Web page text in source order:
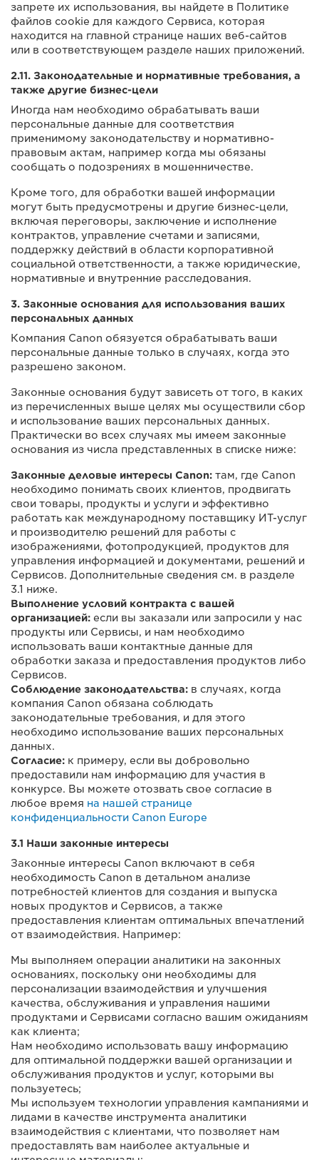
запрете их использования, вы найдете в Политике
файлов cookie для каждого Сервиса, которая
находится на главной странице наших веб-сайтов
или в соответствующем разделе наших приложений.
2.11. Законодательные и нормативные требования, а
также другие бизнес-цели
Иногда нам необходимо обрабатывать ваши
персональные данные для соответствия
применимому законодательству и нормативно-
правовым актам, например когда мы обязаны
сообщать о подозрениях в мошенничестве.
Кроме того, для обработки вашей информации
могут быть предусмотрены и другие бизнес-цели,
включая переговоры, заключение и исполнение
контрактов, управление счетами и записями,
поддержку действий в области корпоративной
социальной ответственности, а также юридические,
нормативные и внутренние расследования.
3. Законные основания для использования ваших
персональных данных
Компания Canon обязуется обрабатывать ваши
персональные данные только в случаях, когда это
разрешено законом.
Законные основания будут зависеть от того, в каких
из перечисленных выше целях мы осуществили сбор
и использование ваших персональных данных.
Практически во всех случаях мы имеем законные
основания из числа представленных в списке ниже:
Законные деловые интересы Canon: там, где Canon
необходимо понимать своих клиентов, продвигать
свои товары, продукты и услуги и эффективно
работать как международному поставщику ИТ-услуг
и производителю решений для работы с
изображениями, фотопродукцией, продуктов для
управления информацией и документами, решений и
Сервисов. Дополнительные сведения см. в разделе
3.1 ниже.
Выполнение условий контракта с вашей
организацией: если вы заказали или запросили у нас
продукты или Сервисы, и нам необходимо
использовать ваши контактные данные для
обработки заказа и предоставления продуктов либо
Сервисов.
Соблюдение законодательства: в случаях, когда
компания Canon обязана соблюдать
законодательные требования, и для этого
необходимо использование ваших персональных
данных.
Согласие: к примеру, если вы добровольно
предоставили нам информацию для участия в
конкурсе. Вы можете отозвать свое согласие в
любое время на нашей странице
конфиденциальности Canon Europe
3.1 Наши законные интересы
Законные интересы Canon включают в себя
необходимость Canon в детальном анализе
потребностей клиентов для создания и выпуска
новых продуктов и Сервисов, а также
предоставления клиентам оптимальных впечатлений
от взаимодействия. Например:
Мы выполняем операции аналитики на законных
основаниях, поскольку они необходимы для
персонализации взаимодействия и улучшения
качества, обслуживания и управления нашими
продуктами и Сервисами согласно вашим ожиданиям
как клиента;
Нам необходимо использовать вашу информацию
для оптимальной поддержки вашей организации и
обслуживания продуктов и услуг, которыми вы
пользуетесь;
Мы используем технологии управления кампаниями и
лидами в качестве инструмента аналитики
взаимодействия с клиентами, что позволяет нам
предоставлять вам наиболее актуальные и